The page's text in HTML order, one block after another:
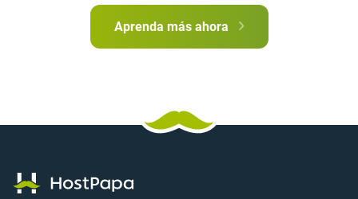
Aprenda más ahora